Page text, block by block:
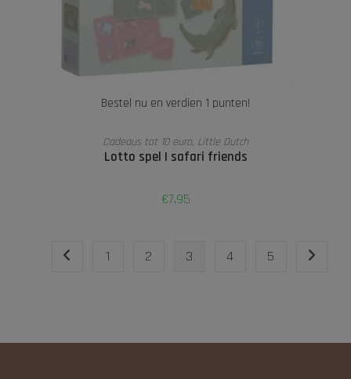
Bestel nu en verdien 1 punten!
TOEVOEGEN AAN WINKELWAGEN
Cadeaus tot 10 euro, Little Dutch
Lotto spel | safari friends
€7,95
1 2 3 4 5